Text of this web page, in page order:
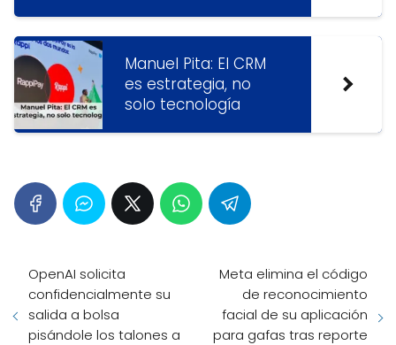
Manuel Pita: El CRM
es estrategia, no
solo tecnología
OpenAI solicita
confidencialmente su
salida a bolsa
pisándole los talones a
Meta elimina el código
de reconocimiento
facial de su aplicación
para gafas tras reporte